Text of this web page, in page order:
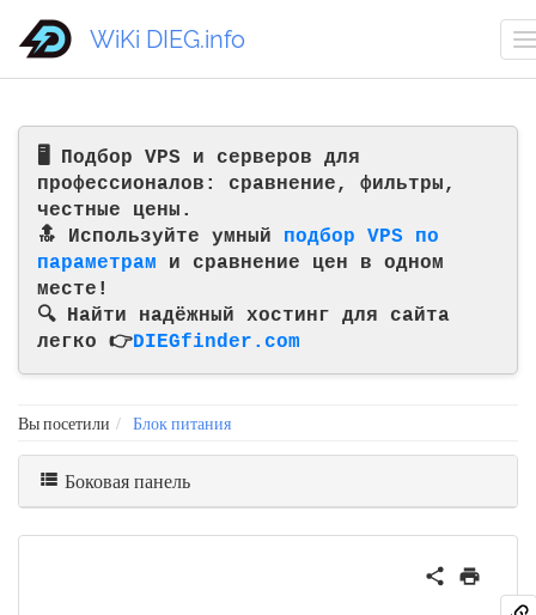
🖥️ Подбор VPS и серверов для
профессионалов: сравнение, фильтры,
честные цены.
🔝 Используйте умный подбор VPS по
параметрам и сравнение цен в одном
месте!
🔍 Найти надёжный хостинг для сайта
легко 👉DIEGfinder.com
WiKi DIEG.info
Вы посетили Блок питания
Боковая панель